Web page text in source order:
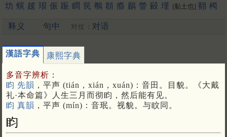
㘦 螾 䞭 珢 侲 䟴 瞤 笢 鷷 頵 痻 鶞 㽦 㲀 墐 [黏土也] 䎙 橁
繗 峷 揗 鏻 湣 䡅 壣 秵
释义 句中 对仗： 对语
漢語字典 康熙字典
多音字辨析：
盷 先韻 ，平声 (tián，xián，xuán)：音田。目貌。《大戴
礼·本命篇》人生三月而彻盷，然后能有见。
盷 真韻 ，平声 (mín)：音珉。视貌。与盿同。
盷